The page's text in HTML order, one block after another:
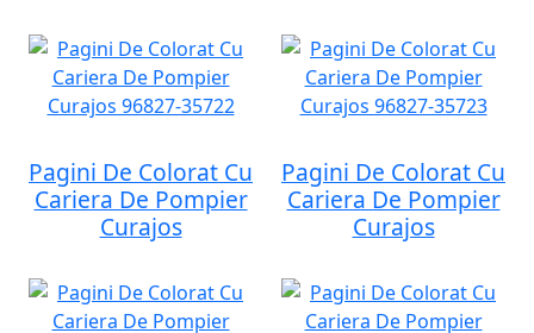
Pagini De Colorat Cu
Cariera De Pompier
Curajos
Pagini De Colorat Cu
Cariera De Pompier
Curajos